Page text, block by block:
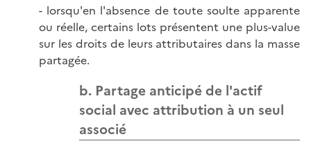
- lorsqu'en l'absence de toute soulte apparente
ou réelle, certains lots présentent une plus-value
sur les droits de leurs attributaires dans la masse
partagée.
b. Partage anticipé de l'actif
social avec attribution à un seul
associé